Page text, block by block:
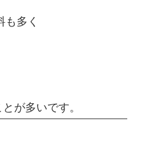
多く
が多いです。